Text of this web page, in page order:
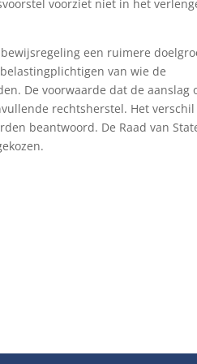
voorziet niet in het
een ruimere
van wie de
De voorwaarde dat de aanslag
rechtsherstel. Het
beantwoord. De Raad van